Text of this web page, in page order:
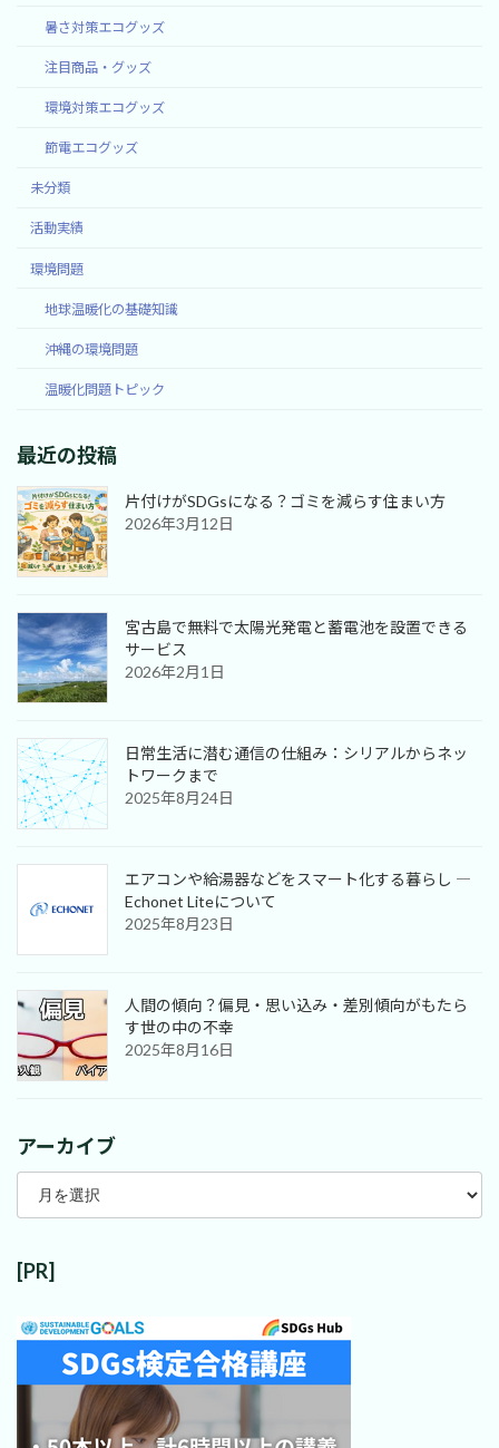
暑さ対策エコグッズ
注目商品・グッズ
環境対策エコグッズ
節電エコグッズ
未分類
活動実績
環境問題
地球温暖化の基礎知識
沖縄の環境問題
温暖化問題トピック
最近の投稿
片付けがSDGsになる？ゴミを減らす住まい方
2026年3月12日
宮古島で無料で太陽光発電と蓄電池を設置できる
サービス
2026年2月1日
日常生活に潜む通信の仕組み：シリアルからネッ
トワークまで
2025年8月24日
エアコンや給湯器などをスマート化する暮らし ―
Echonet Liteについて
2025年8月23日
人間の傾向？偏見・思い込み・差別傾向がもたら
す世の中の不幸
2025年8月16日
アーカイブ
ア
カ
ブ
[PR]